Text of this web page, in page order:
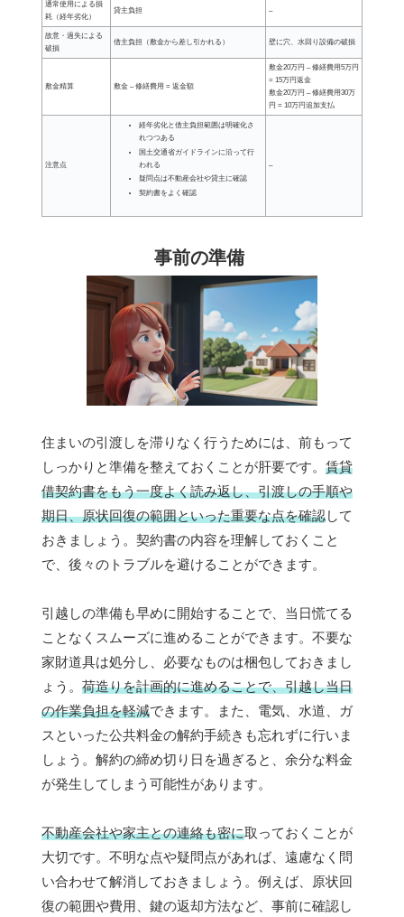
通常使用による損
耗（経年劣化）
貸主負担 –
故意・過失による
破損
借主負担（敷金から差し引かれる） 壁に穴、水回り設備の破損
敷金精算 敷金 – 修繕費用 = 返金額
敷金20万円 – 修繕費用5万円
= 15万円返金
敷金20万円 – 修繕費用30万
円 = 10万円追加支払
注意点
経年劣化と借主負担範囲は明確化さ
れつつある
国土交通省ガイドラインに沿って行
われる
疑問点は不動産会社や貸主に確認
契約書をよく確認
–
事前の準備
住まいの引渡しを滞りなく行うためには、前もって
しっかりと準備を整えておくことが肝要です。 賃貸
借契約書をもう一度よく読み返し、引渡しの手順や
期日、原状回復の範囲といった重要な点を確認して
おきましょう。契約書の内容を理解しておくこと
で、後々のトラブルを避けることができます。
引越しの準備も早めに開始することで、当日慌てる
ことなくスムーズに進めることができます。不要な
家財道具は処分し、必要なものは梱包しておきまし
ょう。 荷造りを計画的に進めることで、引越し当日
の作業負担を軽減できます。また、電気、水道、ガ
スといった公共料金の解約手続きも忘れずに行いま
しょう。解約の締め切り日を過ぎると、余分な料金
が発生してしまう可能性があります。
不動産会社や家主との連絡も密に取っておくことが
大切です。不明な点や疑問点があれば、遠慮なく問
い合わせて解消しておきましょう。例えば、原状回
復の範囲や費用、鍵の返却方法など、事前に確認し